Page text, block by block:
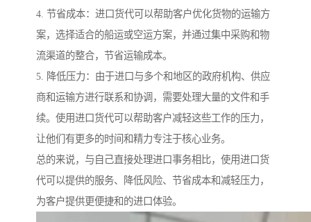
4. 节省成本：进口货代可以帮助客户优化货物的运输方
案，选择适合的船运或空运方案，并通过集中采购和物
流渠道的整合，节省运输成本。
5. 降低压力：由于进口与多个和地区的政府机构、供应
商和运输方进行联系和协调，需要处理大量的文件和手
续。使用进口货代可以帮助客户减轻这些工作的压力，
让他们有更多的时间和精力专注于核心业务。
总的来说，与自己直接处理进口事务相比，使用进口货
代可以提供的服务、降低风险、节省成本和减轻压力，
为客户提供更便捷和的进口体验。